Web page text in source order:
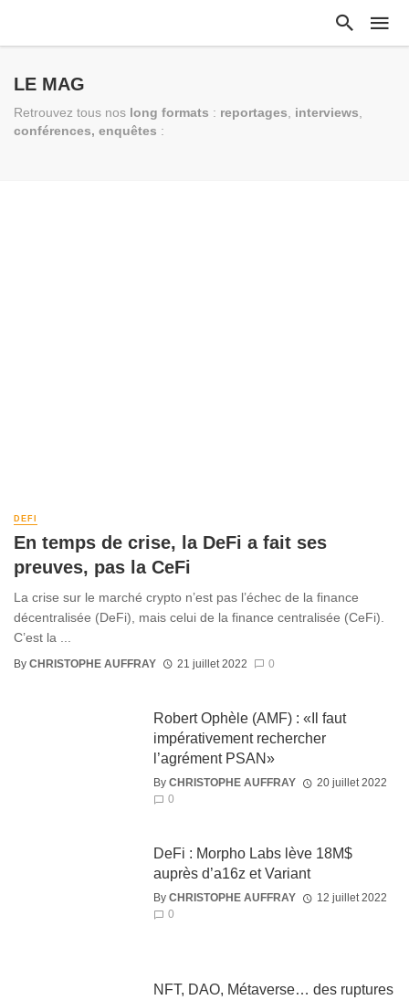
LE MAG
Retrouvez tous nos long formats : reportages, interviews,
conférences, enquêtes :
DEFI
En temps de crise, la DeFi a fait ses
preuves, pas la CeFi
La crise sur le marché crypto n’est pas l’échec de la finance
décentralisée (DeFi), mais celui de la finance centralisée (CeFi).
C’est la ...
By CHRISTOPHE AUFFRAY 21 juillet 2022 0
Robert Ophèle (AMF) : «Il faut
impérativement rechercher
l’agrément PSAN»
By CHRISTOPHE AUFFRAY
20 juillet 2022
0
DeFi : Morpho Labs lève 18M$
auprès d’a16z et Variant
By CHRISTOPHE AUFFRAY
12 juillet 2022
0
NFT, DAO, Métaverse… des ruptures